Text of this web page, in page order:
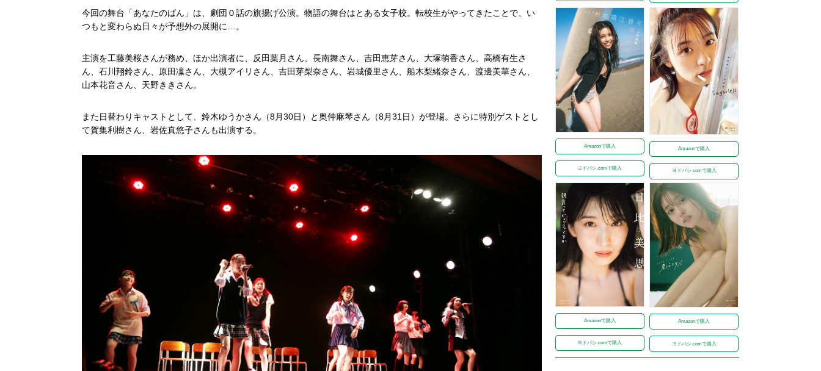
今回の舞台「あなたのばん」は、劇団０話の旗揚げ公演。物語の舞台はとある女子校。転校生がやってきたことで、い
つもと変わらぬ日々が予想外の展開に…。
主演を工藤美桜さんが務め、ほか出演者に、反田葉月さん、長南舞さん、吉田恵芽さん、大塚萌香さん、高橋有生さ
ん、石川翔鈴さん、原田凜さん、大槻アイリさん、吉田芽梨奈さん、岩城優里さん、船木梨緒奈さん、渡邊美華さん、
山本花音さん、天野ききさん。
また日替わりキャストとして、鈴木ゆうかさん（8月30日）と奥仲麻琴さん（8月31日）が登場。さらに特別ゲストとし
て賀集利樹さん、岩佐真悠子さんも出演する。
Amazonで購入
ヨドバシ.comで購入
Amazonで購入
ヨドバシ.comで購入
Amazonで購入
ヨドバシ.comで購入
Amazonで購入
ヨドバシ.comで購入